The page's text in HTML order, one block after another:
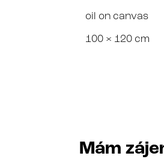
oil on canvas
100 × 120 cm
Mám